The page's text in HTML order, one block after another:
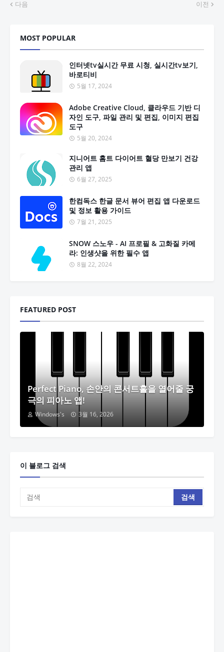
다음 이전
MOST POPULAR
인터넷tv실시간 무료 시청, 실시간tv보기,
바로티비
5월 17, 2024
Adobe Creative Cloud, 클라우드 기반 디
자인 도구, 파일 관리 및 편집, 이미지 편집
도구
5월 20, 2024
지니어트 홈트 다이어트 혈당 만보기 건강
관리 앱
6월 27, 2025
한컴독스 한글 문서 뷰어 편집 앱 다운로드
및 정보 활용 가이드
7월 21, 2025
SNOW 스노우 - AI 프로필 & 고화질 카메
라: 인생샷을 위한 필수 앱
8월 22, 2024
FEATURED POST
Perfect Piano, 손안의 콘서트홀을 열어줄 궁
극의 피아노 앱!
Windows's 3월 16, 2026
이 블로그 검색